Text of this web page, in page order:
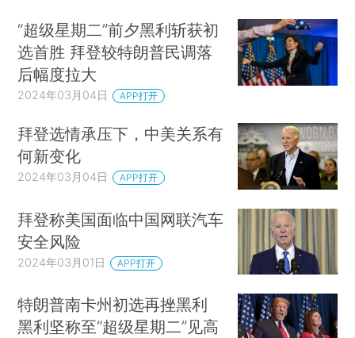
“超级星期二”前夕黑利斩获初
选首胜 拜登较特朗普民调落
后幅度拉大
2024年03月04日 APP打开
拜登选情承压下，中美关系有
何新变化
2024年03月04日 APP打开
拜登称美国面临中国网联汽车
安全风险
2024年03月01日 APP打开
特朗普南卡州初选再挫黑利
黑利坚称至“超级星期二”见高